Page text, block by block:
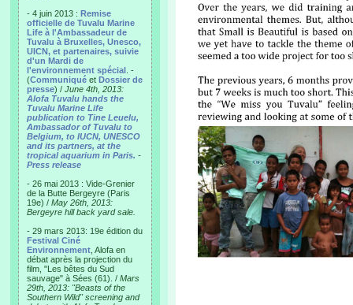
- 4 juin 2013 : Remise
officielle de Tuvalu Marine
Life à l'Ambassadeur de
Tuvalu à Bruxelles, Unesco,
UICN, et partenaires, suivie
d'un Mardi de
l'environnement spécial . -
(Communiqué et Dossier de
presse) / June 4th, 2013:
Alofa Tuvalu hands the
Tuvalu Marine Life
publication to Tine Leuelu,
Ambassador of Tuvalu to
Belgium, to IUCN, UNESCO
and its partners, at the
tropical aquarium in Paris. -
Press release
- 26 mai 2013 : Vide-Grenier
de la Butte Bergeyre (Paris
19e) / May 26th, 2013:
Bergeyre hill back yard sale.
- 29 mars 2013: 19e édition du
Festival Ciné
Environnement , Alofa en
débat après la projection du
film, "Les bêtes du Sud
sauvage" à Sées (61). / Mars
29th, 2013: "Beasts of the
Southern Wild" screening and